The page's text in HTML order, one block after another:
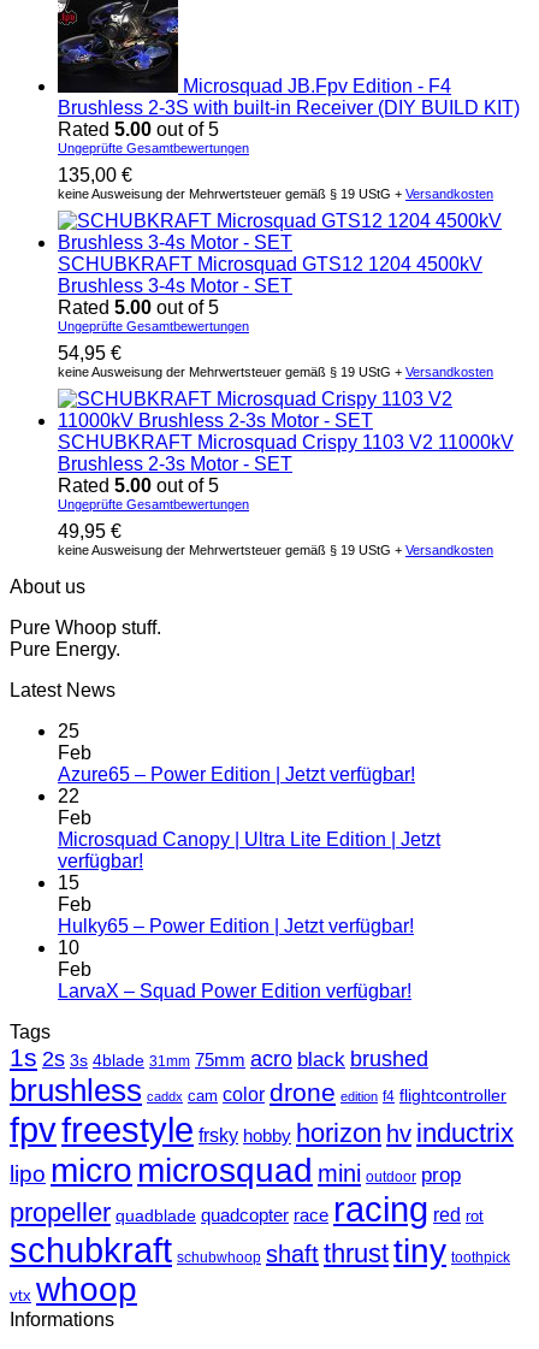
Microsquad JB.Fpv Edition - F4
Brushless 2-3S with built-in Receiver (DIY BUILD KIT)
Rated 5.00 out of 5
Ungeprüfte Gesamtbewertungen
135,00 €
keine Ausweisung der Mehrwertsteuer gemäß § 19 UStG + Versandkosten
SCHUBKRAFT Microsquad GTS12 1204 4500kV
Brushless 3-4s Motor - SET
Rated 5.00 out of 5
Ungeprüfte Gesamtbewertungen
54,95 €
keine Ausweisung der Mehrwertsteuer gemäß § 19 UStG + Versandkosten
SCHUBKRAFT Microsquad Crispy 1103 V2 11000kV
Brushless 2-3s Motor - SET
Rated 5.00 out of 5
Ungeprüfte Gesamtbewertungen
49,95 €
keine Ausweisung der Mehrwertsteuer gemäß § 19 UStG + Versandkosten
About us
Pure Whoop stuff.
Pure Energy.
Latest News
25
Feb
Azure65 – Power Edition | Jetzt verfügbar!
22
Feb
Microsquad Canopy | Ultra Lite Edition | Jetzt
verfügbar!
15
Feb
Hulky65 – Power Edition | Jetzt verfügbar!
10
Feb
LarvaX – Squad Power Edition verfügbar!
Tags
1s 2s 3s 4blade 31mm 75mm acro black brushed
brushless caddx cam color drone edition f4 flightcontroller
fpvfreestyle frsky hobby horizon hv inductrix
lipo micromicrosquad mini outdoor prop
propeller quadblade quadcopter race racing red rot
schubkraft schubwhoop shaftthrusttiny toothpick
vtx whoop
Informations